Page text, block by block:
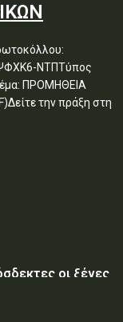
ΝΤΠΤύπος
ΠΡΟΜΗΘΕΙΑ
την πράξη στη
οι ξένες